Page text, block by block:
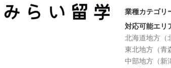
業種カテゴリ
対応可能エリ
北海道地方（
東北地方（青
中部地方（新